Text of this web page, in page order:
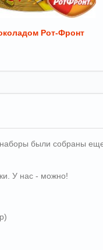
Рот-Фронт
наборы были собраны
У нас - можно!